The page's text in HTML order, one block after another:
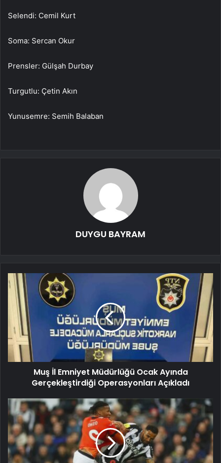
Selendi: Cemil Kurt
Soma: Sercan Okur
Prensler: Gülşah Durbay
Turgutlu: Çetin Akın
Yunusemre: Semih Balaban
DUYGU BAYRAM
Muş İl Emniyet Müdürlüğü Ocak Ayında
Gerçekleştirdiği Operasyonları Açıkladı